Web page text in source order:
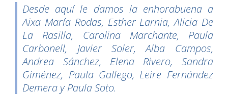
Desde aquí le damos la enhorabuena a
Aixa María Rodas, Esther Larnia, Alicia De
La Rasilla, Carolina Marchante, Paula
Carbonell, Javier Soler, Alba Campos,
Andrea Sánchez, Elena Rivero, Sandra
Giménez, Paula Gallego, Leire Fernández
Demera y Paula Soto.